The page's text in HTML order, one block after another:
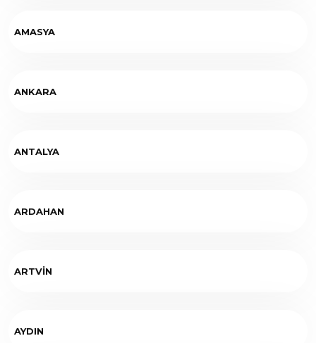
AMASYA
ANKARA
ANTALYA
ARDAHAN
ARTVİN
AYDIN